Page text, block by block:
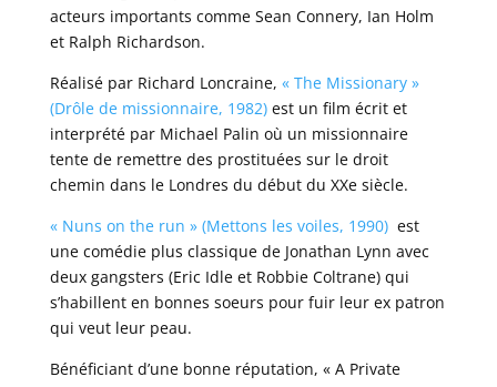
acteurs importants comme Sean Connery, Ian Holm
et Ralph Richardson.
Réalisé par Richard Loncraine, « The Missionary »
(Drôle de missionnaire, 1982) est un film écrit et
interprété par Michael Palin où un missionnaire
tente de remettre des prostituées sur le droit
chemin dans le Londres du début du XXe siècle.
« Nuns on the run » (Mettons les voiles, 1990)est
une comédie plus classique de Jonathan Lynn avec
deux gangsters (Eric Idle et Robbie Coltrane) qui
s’habillent en bonnes soeurs pour fuir leur ex patron
qui veut leur peau.
Bénéficiant d’une bonne réputation, « A Private